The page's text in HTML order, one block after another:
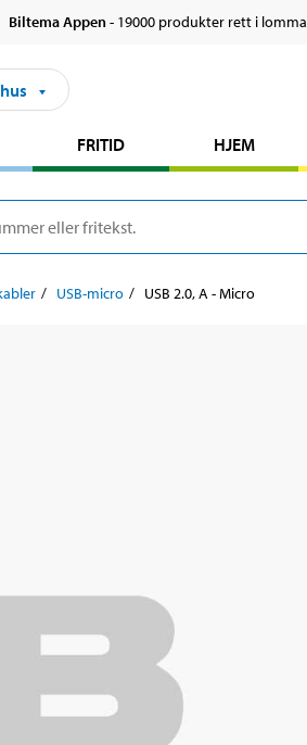
Biltema Appen- 19000 produkter rett i
FRITID HJEM
USB-micro USB 2.0, A - Micro